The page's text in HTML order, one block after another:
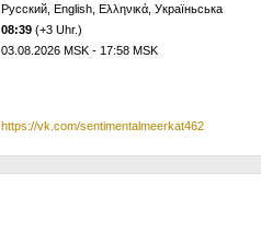
Русский, English, Ελληνικά, Україньська
08:39 (+3 Uhr.)
03.08.2026 MSK - 17:58 MSK
https://vk.com/sentimentalmeerkat462